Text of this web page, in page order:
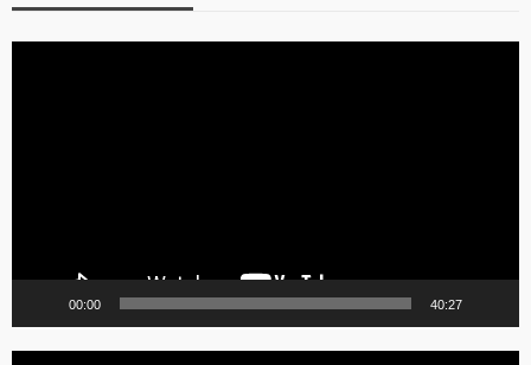
00:00 40:27